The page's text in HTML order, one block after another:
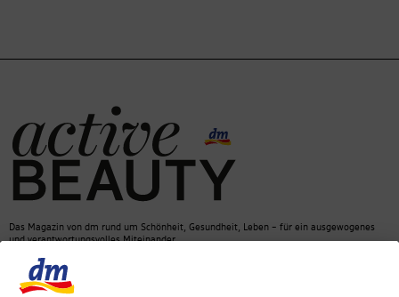
Das Magazin von dm rund um Schönheit, Gesundheit, Leben – für ein ausgewogenes
und verantwortungsvolles Miteinander.